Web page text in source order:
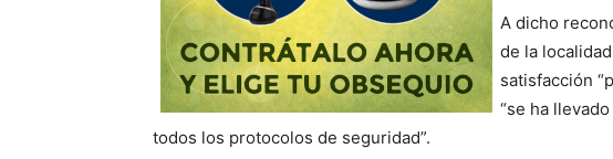
A dicho
de la
satisfacción
“se ha
todos los protocolos de seguridad”.